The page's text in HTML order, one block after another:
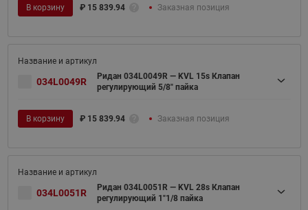
В корзину ₽ 15 839.94 Заказная позиция
034L0049R
Ридан 034L0049R — KVL 15s Клапан
регулирующий 5/8" пайка
В корзину ₽ 15 839.94 Заказная позиция
034L0051R
Ридан 034L0051R — KVL 28s Клапан
регулирующий 1"1/8 пайка